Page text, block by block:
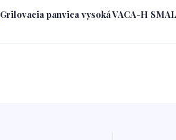
Grilovacia panvica vysoká VACA-H